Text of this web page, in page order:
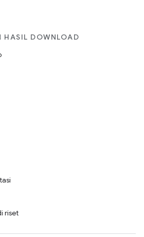
HASIL DOWNLOAD
riset